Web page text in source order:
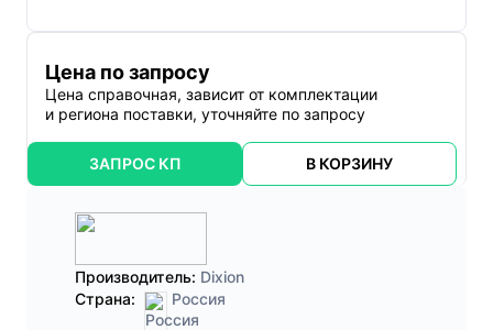
Цена по запросу
Цена справочная, зависит от комплектации
и региона поставки, уточняйте по запросу
ЗАПРОС КП В КОРЗИНУ
Производитель: Dixion
Страна:
Россия